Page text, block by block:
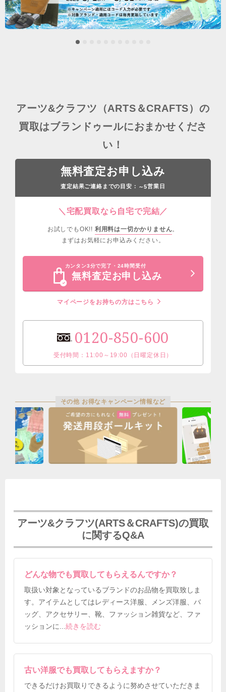
アーツ&クラフツ（ARTS＆CRAFTS）の
買取はブランドゥールにおまかせくださ
い！
無料査定お申し込み
査定結果ご連絡までの目安： ～5営業日
＼宅配買取なら自宅で完結／
お試しでもOK!! 利用料は一切かかりません。
まずはお気軽にお申込みください。
カンタン3分で完了・24時間受付
無料査定お申し込み
マイページをお持ちの方はこちら
0120-850-600
受付時間：11:00～19:00（日曜定休日）
その他 お得なキャンペーン情報など
アーツ&クラフツ(ARTS＆CRAFTS)の買取
に関するQ&A
どんな物でも買取してもらえるんですか？
取扱い対象となっているブランドのお品物を買取致しま
す。アイテムとしてはレディース洋服、メンズ洋服、バ
ッグ、アクセサリー、靴、ファッション雑貨など、ファ
ッションに...続きを読む
古い洋服でも買取してもらえますか？
できるだけお買取りできるように努めさせていただきま